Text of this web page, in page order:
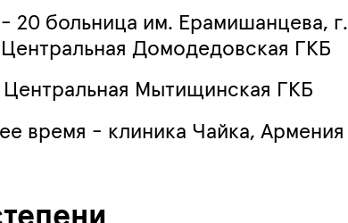
20 больница им. Ерамишанцева,
Домодедовская ГКБ
Мытищинская ГКБ
время - клиника Чайка, Армения